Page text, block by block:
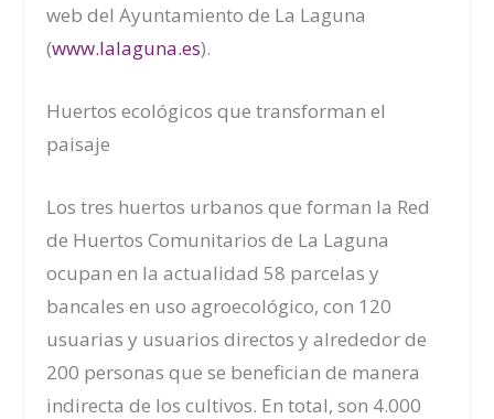
web delAyuntamiento de La Laguna
(www.lalaguna.es).
Huertos ecológicos que transforman el
paisaje
Los tres huertos urbanos que forman la Red
de Huertos Comunitarios de La Laguna
ocupan en la actualidad 58 parcelas y
bancales en uso agroecológico, con 120
usuarias y usuarios directos y alrededor de
200 personas que se benefician de manera
indirecta de los cultivos. En total, son 4.000